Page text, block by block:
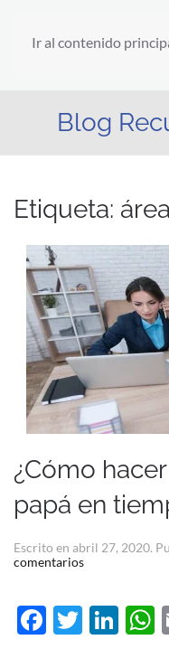
Ir al contenido
Blog
Etiqueta:
¿Cómo
papá en
Escrito en abril 27, 2020.
comentariosen
home
office
Facebook